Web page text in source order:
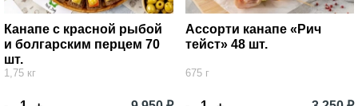
Канапе с красной рыбой
и болгарским перцем 70
шт.
1,75 кг
Ассорти канапе «Рич
тейст» 48 шт.
675 г